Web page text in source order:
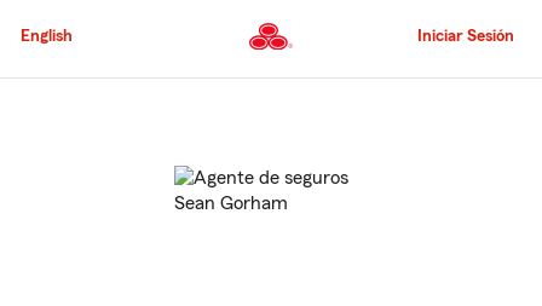
al
principal
English Iniciar Sesión